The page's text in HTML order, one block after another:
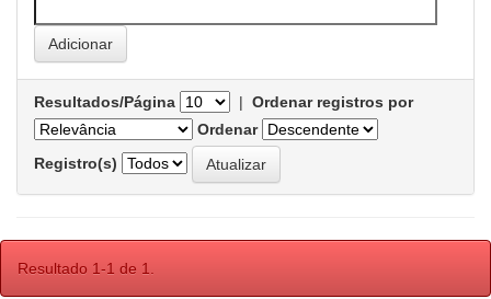
Resultados/Página | Ordenar registros por
Ordenar
Registro(s)
Resultado 1-1 de 1.